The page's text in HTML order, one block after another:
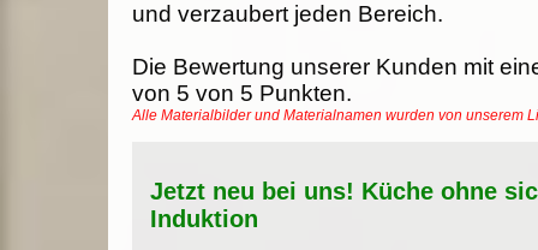
und verzaubert jeden Bereich.
Die Bewertung unserer Kunden mit
von 5 von 5 Punkten.
Alle Materialbilder und Materialnamen wurden von unserem
Jetzt neu bei uns! Küche ohne
Induktion